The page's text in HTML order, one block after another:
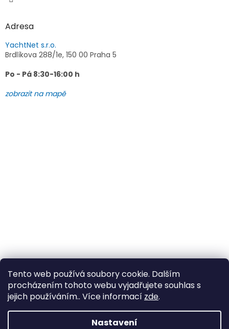
Tento web používá soubory cookie. Dalším
procházením tohoto webu vyjadřujete souhlas s
jejich používáním.. Více informací zde.
Nastavení
Adresa
YachtNet s.r.o.
Brdlíkova 288/1e, 150 00 Praha 5
Po - Pá 8:30-16:00 h
zobrazit na mapě
Vytvořil Shoptet